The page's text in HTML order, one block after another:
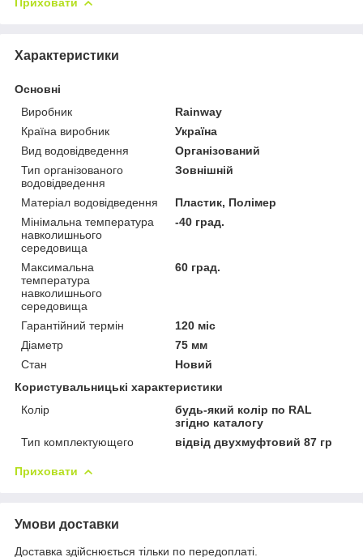
Характеристики
Основні
Виробник
Rainway
Країна виробник
Україна
Вид водовідведення
Організований
Тип організованого
водовідведення
Зовнішній
Матеріал водовідведення
Пластик, Полімер
Мінімальна температура
навколишнього
середовища
-40 град.
Максимальна
температура
навколишнього
середовища
60 град.
Гарантійний термін
120 міс
Діаметр
75 мм
Стан
Новий
Користувальницькі характеристики
Колір
будь-який колір по RAL
згідно каталогу
Тип комплектующего
відвід двухмуфтовий 87 гр
Приховати
Умови доставки
Доставка здійснюється тільки по передоплаті.